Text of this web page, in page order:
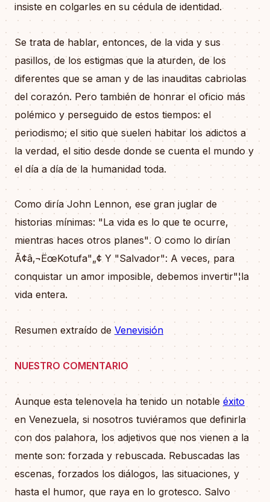
insiste en colgarles en su cédula de identidad.
Se trata de hablar, entonces, de la vida y sus
pasillos, de los estigmas que la aturden, de los
diferentes que se aman y de las inauditas cabriolas
del corazón. Pero también de honrar el oficio más
polémico y perseguido de estos tiempos: el
periodismo; el sitio que suelen habitar los adictos a
la verdad, el sitio desde donde se cuenta el mundo y
el día a día de la humanidad toda.
Como diría John Lennon, ese gran juglar de
historias mínimas: "La vida es lo que te ocurre,
mientras haces otros planes". O como lo dirían
Ã¢â‚¬ËœKotufa"„¢ Y "Salvador": A veces, para
conquistar un amor imposible, debemos invertir"¦la
vida entera.
Resumen extraído de Venevisión
NUESTRO COMENTARIO
Aunque esta telenovela ha tenido un notable éxito
en Venezuela, si nosotros tuviéramos que definirla
con dos palahora, los adjetivos que nos vienen a la
mente son: forzada y rebuscada. Rebuscadas las
escenas, forzados los diálogos, las situaciones, y
hasta el humor, que raya en lo grotesco. Salvo